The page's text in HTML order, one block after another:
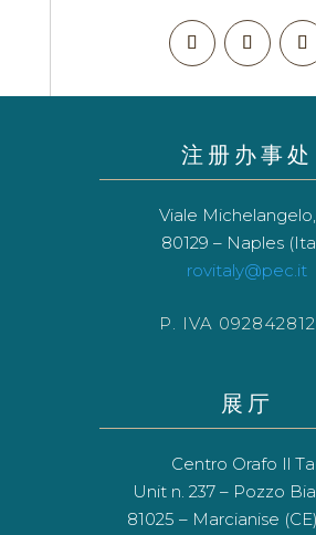
注册办事处
Viale Michelangelo,
80129 – Naples
rovitaly@pec.it
P. IVA
展厅
Centro Orafo Il
Unit n. 237 – Pozzo
81025 – Marcianise